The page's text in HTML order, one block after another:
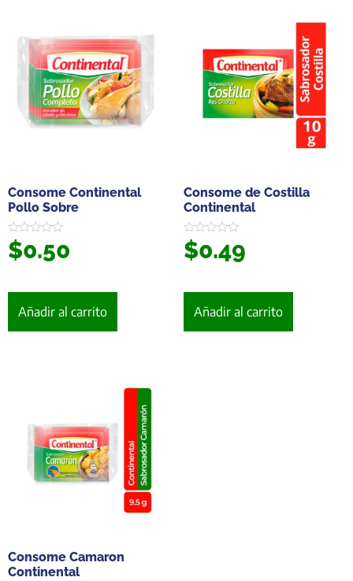
Consome Continental
Pollo Sobre
Valorado
en
$0.50
Añadir al carrito
Consome de Costilla
Continental
Valorado
en
$0.49
Añadir al carrito
Consome Camaron
Continental